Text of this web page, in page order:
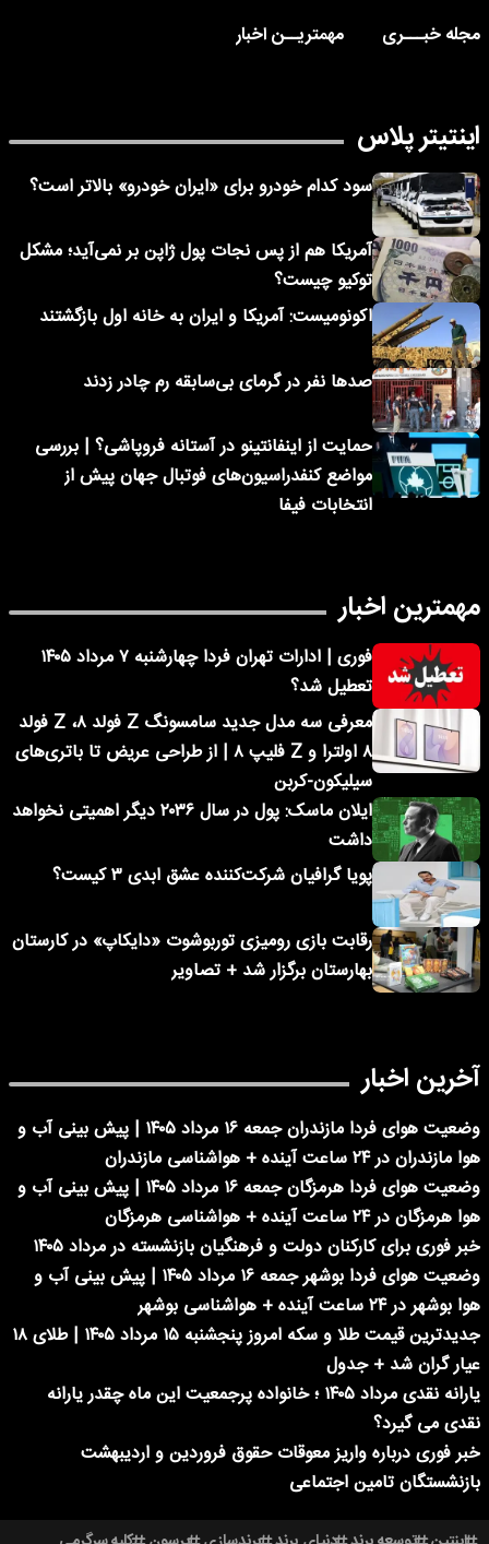
مجله خبـــری
مهمتریــن اخبار
اینتیتر پلاس
سود کدام خودرو برای «ایران خودرو» بالاتر است؟
آمریکا هم از پس نجات پول ژاپن بر نمی‌آید؛ مشکل
توکیو چیست؟
اکونومیست: آمریکا و ایران به خانه اول بازگشتند
صدها نفر در گرمای بی‌سابقه رم چادر زدند
حمایت از اینفانتینو در آستانه فروپاشی؟ | بررسی
مواضع کنفدراسیون‌های فوتبال جهان پیش از
انتخابات فیفا
مهمترین اخبار
فوری | ادارات تهران فردا چهارشنبه ۷ مرداد ۱۴۰۵
تعطیل شد؟
معرفی سه مدل جدید سامسونگ Z فولد ۸، Z فولد
۸ اولترا و Z فلیپ ۸ | از طراحی عریض تا باتری‌های
سیلیکون-کربن
ایلان ماسک: پول در سال ۲۰۳۶ دیگر اهمیتی نخواهد
داشت
پویا گرافیان شرکت‌کننده عشق ابدی ۳ کیست؟
رقابت بازی رومیزی توربوشوت «دایکاپ» در کارستان
بهارستان برگزار شد + تصاویر
آخرین اخبار
وضعیت هوای فردا مازندران جمعه ۱۶ مرداد ۱۴۰۵ | پیش بینی آب و
هوا مازندران در ۲۴ ساعت آینده + هواشناسی مازندران
وضعیت هوای فردا هرمزگان جمعه ۱۶ مرداد ۱۴۰۵ | پیش بینی آب و
هوا هرمزگان در ۲۴ ساعت آینده + هواشناسی هرمزگان
خبر فوری برای کارکنان دولت و فرهنگیان بازنشسته در مرداد ۱۴۰۵
وضعیت هوای فردا بوشهر جمعه ۱۶ مرداد ۱۴۰۵ | پیش بینی آب و
هوا بوشهر در ۲۴ ساعت آینده + هواشناسی بوشهر
جدیدترین قیمت طلا و سکه امروز پنجشنبه ۱۵ مرداد ۱۴۰۵ | طلای ۱۸
عیار گران شد + جدول
یارانه نقدی مرداد ۱۴۰۵ ؛ خانواده پرجمعیت این ماه چقدر یارانه
نقدی می گیرد؟
خبر فوری درباره واریز معوقات حقوق فروردین و اردیبهشت
بازنشستگان تامین اجتماعی